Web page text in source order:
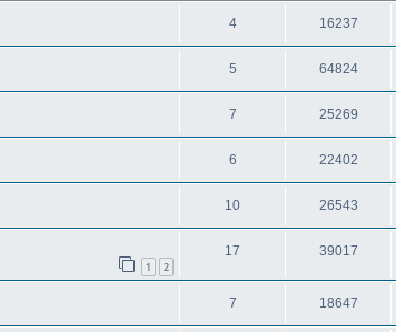
4 16237
5 64824
7 25269
6 22402
10 26543
1 2
17 39017
7 18647